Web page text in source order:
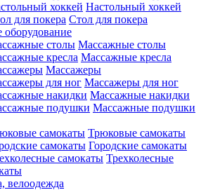
Настольный хоккей
Стол для покера
Массажные столы
Массажные кресла
Массажеры
Массажеры для ног
Массажные накидки
Массажные подушки
Трюковые самокаты
Городские самокаты
Трехколесные
велоодежда